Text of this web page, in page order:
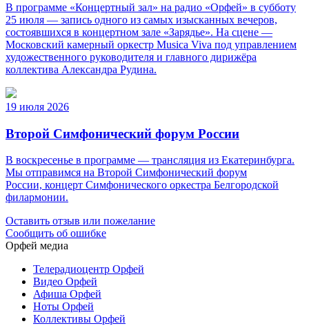
В программе «Концертный зал» на радио «Орфей» в субботу
25 июля — запись одного из самых изысканных вечеров,
состоявшихся в концертном зале «Зарядье». На сцене —
Московский камерный оркестр Musica Viva под управлением
художественного руководителя и главного дирижёра
коллектива Александра Рудина.
19 июля 2026
Второй Симфонический форум России
В воскресенье в программе — трансляция из Екатеринбурга.
Мы отправимся на Второй Симфонический форум
России, концерт Симфонического оркестра Белгородской
филармонии.
Оставить отзыв или пожелание
Сообщить об ошибке
Орфей медиа
Телерадиоцентр Орфей
Видео Орфей
Афиша Орфей
Ноты Орфей
Коллективы Орфей